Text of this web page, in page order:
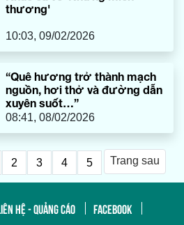
thương'
10:03, 09/02/2026
“Quê hương trở thành mạch
nguồn, hơi thở và đường dẫn
xuyên suốt…”
08:41, 08/02/2026
2 3 4 5 Trang sau
HỆ - QUẢNG CÁO
FACEBOOK